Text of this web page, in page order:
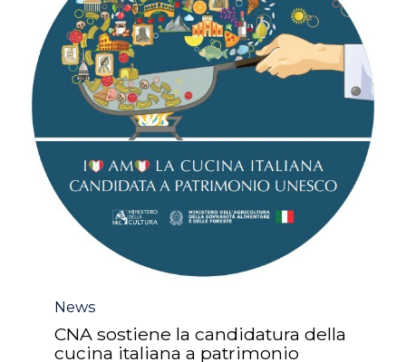
Category
News
CNA sostiene la candidatura della
cucina italiana a patrimonio